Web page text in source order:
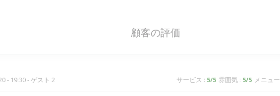
顧客の評価
- 19:30 - ゲスト 2 サービス : 5/5 雰囲気: 5/5 メニュー